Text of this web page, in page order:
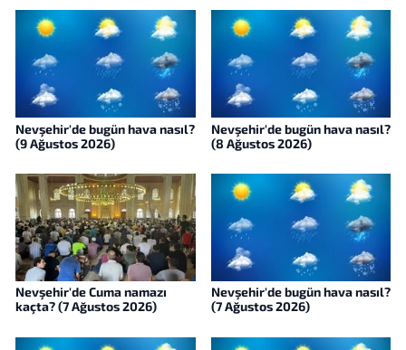
Nevşehir'de bugün hava nasıl?
(9 Ağustos 2026)
Nevşehir'de bugün hava nasıl?
(8 Ağustos 2026)
Nevşehir'de Cuma namazı
kaçta? (7 Ağustos 2026)
Nevşehir'de bugün hava nasıl?
(7 Ağustos 2026)